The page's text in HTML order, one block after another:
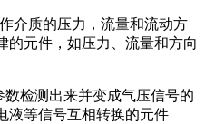
介质的压力，流量和流动方
的元件，如压力、流量和方向
检测出来并变成气压信号的
液等信号互相转换的元件